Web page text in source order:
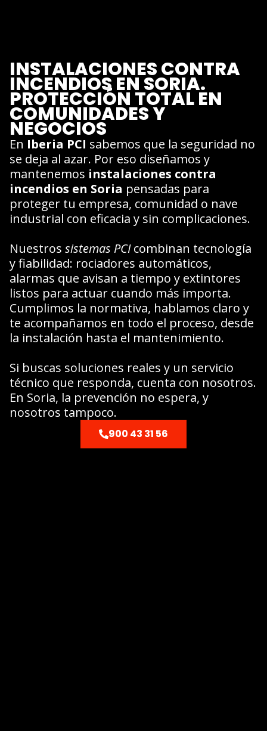
INSTALACIONES CONTRA
INCENDIOS EN SORIA.
PROTECCIÓN TOTAL EN
COMUNIDADES Y
NEGOCIOS
En Iberia PCI sabemos que la seguridad no
se deja al azar. Por eso diseñamos y
mantenemos instalaciones contra
incendios en Soria pensadas para
proteger tu empresa, comunidad o nave
industrial con eficacia y sin complicaciones.
Nuestros sistemas PCIcombinan tecnología
y fiabilidad: rociadores automáticos,
alarmas que avisan a tiempo y extintores
listos para actuar cuando más importa.
Cumplimos la normativa, hablamos claro y
te acompañamos en todo el proceso, desde
la instalación hasta el mantenimiento.
Si buscas soluciones reales y un servicio
técnico que responda, cuenta con nosotros.
En Soria, la prevención no espera, y
nosotros tampoco.
900 43 31 56